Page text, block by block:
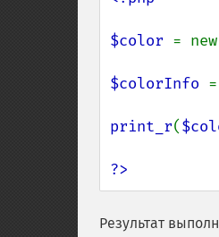
$color = new
$colorInfo =
print_r(
?>
Результат